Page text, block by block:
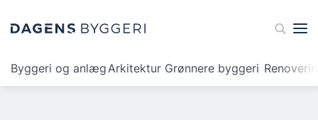
Byggeri og anlægArkitektur Grønnere byggeri